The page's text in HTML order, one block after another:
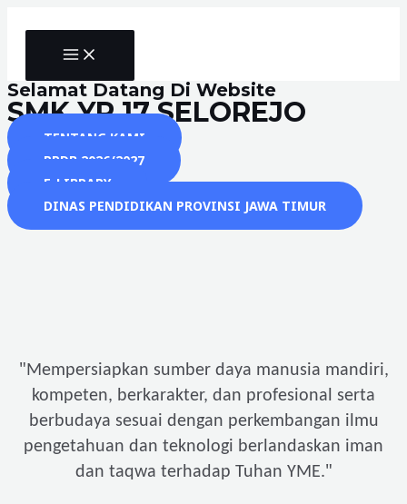
MAIN
MENU
Selamat Datang Di Website
SMK YP 17 SELOREJO
TENTANG KAMI
PPDB 2026/2027
E-LIBRARY
DINAS PENDIDIKAN PROVINSI JAWA TIMUR
"Mempersiapkan sumber daya manusia mandiri,
kompeten, berkarakter, dan profesional serta
berbudaya sesuai dengan perkembangan ilmu
pengetahuan dan teknologi berlandaskan iman
dan taqwa terhadap Tuhan YME."